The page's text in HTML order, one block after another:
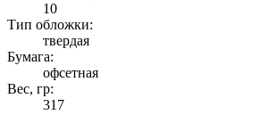
10
Тип обложки:
твердая
Бумага:
офсетная
Вес, гр:
317